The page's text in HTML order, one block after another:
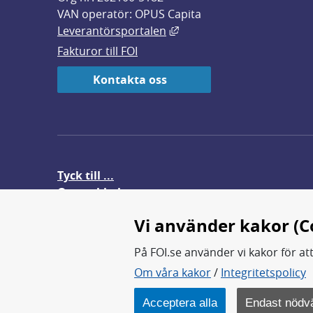
VAN operatör: OPUS Capita
Leverantörsportalen
Länk till annan
Fakturor till FOI
Kontakta oss
Tyck till ...
Om webbplatsen
FOI forskar för en säkrare värld.
FOI:s kärnverksamhet är
Vi använder kakor
På FOI.se använder vi kakor för
Om våra kakor/ Integritetspolicy
Acceptera alla Endast